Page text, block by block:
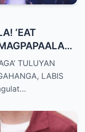
‘EAT
LUNGKOT
TULUYAN
LABIS